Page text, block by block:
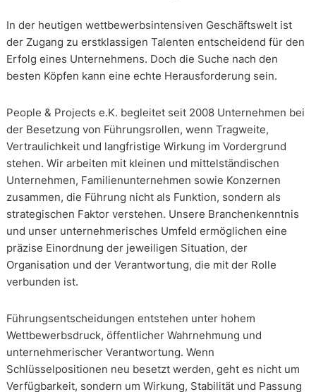
In der heutigen wettbewerbsintensiven Geschäftswelt ist
der Zugang zu erstklassigen Talenten entscheidend für den
Erfolg eines Unternehmens. Doch die Suche nach den
besten Köpfen kann eine echte Herausforderung sein.
People & Projects e.K. begleitet seit 2008 Unternehmen bei
der Besetzung von Führungsrollen, wenn Tragweite,
Vertraulichkeit und langfristige Wirkung im Vordergrund
stehen. Wir arbeiten mit kleinen und mittelständischen
Unternehmen, Familienunternehmen sowie Konzernen
zusammen, die Führung nicht als Funktion, sondern als
strategischen Faktor verstehen. Unsere Branchenkenntnis
und unser unternehmerisches Umfeld ermöglichen eine
präzise Einordnung der jeweiligen Situation, der
Organisation und der Verantwortung, die mit der Rolle
verbunden ist.
Führungsentscheidungen entstehen unter hohem
Wettbewerbsdruck, öffentlicher Wahrnehmung und
unternehmerischer Verantwortung. Wenn
Schlüsselpositionen neu besetzt werden, geht es nicht um
Verfügbarkeit, sondern um Wirkung, Stabilität und Passung